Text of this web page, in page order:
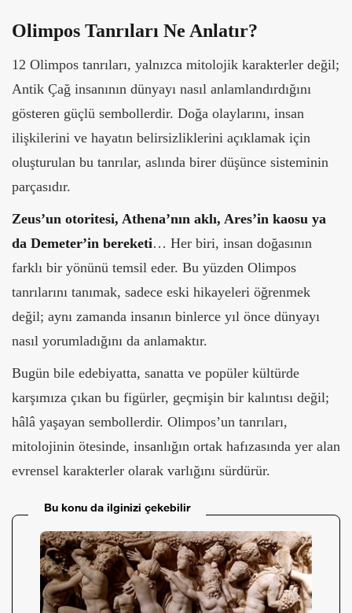
Olimpos Tanrıları Ne Anlatır?
12 Olimpos tanrıları, yalnızca mitolojik karakterler değil;
Antik Çağ insanının dünyayı nasıl anlamlandırdığını
gösteren güçlü sembollerdir. Doğa olaylarını, insan
ilişkilerini ve hayatın belirsizliklerini açıklamak için
oluşturulan bu tanrılar, aslında birer düşünce sisteminin
parçasıdır.
Zeus’un otoritesi, Athena’nın aklı, Ares’in kaosu ya
da Demeter’in bereketi… Her biri, insan doğasının
farklı bir yönünü temsil eder. Bu yüzden Olimpos
tanrılarını tanımak, sadece eski hikayeleri öğrenmek
değil; aynı zamanda insanın binlerce yıl önce dünyayı
nasıl yorumladığını da anlamaktır.
Bugün bile edebiyatta, sanatta ve popüler kültürde
karşımıza çıkan bu figürler, geçmişin bir kalıntısı değil;
hâlâ yaşayan sembollerdir. Olimpos’un tanrıları,
mitolojinin ötesinde, insanlığın ortak hafızasında yer alan
evrensel karakterler olarak varlığını sürdürür.
Bu konu da ilginizi çekebilir